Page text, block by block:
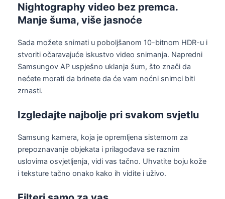
Nightography video bez premca.
Manje šuma, više jasnoće
Sada možete snimati u poboljšanom 10-bitnom HDR-u i
stvoriti očaravajuće iskustvo video snimanja. Napredni
Samsungov AP uspješno uklanja šum, što znači da
nećete morati da brinete da će vam noćni snimci biti
zrnasti.
Izgledajte najbolje pri svakom svjetlu
Samsung kamera, koja je opremljena sistemom za
prepoznavanje objekata i prilagođava se raznim
uslovima osvjetljenja, vidi vas tačno. Uhvatite boju kože
i teksture tačno onako kako ih vidite i uživo.